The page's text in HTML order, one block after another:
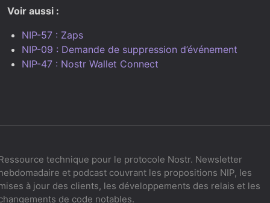
Voir aussi :
NIP-57 : Zaps
NIP-09 : Demande de suppression d’événement
NIP-47 : Nostr Wallet Connect
technique pour le protocole Nostr. Newsletter
et podcast couvrant les propositions NIP, les
à jour des clients, les développements des relais et les
de code notables.